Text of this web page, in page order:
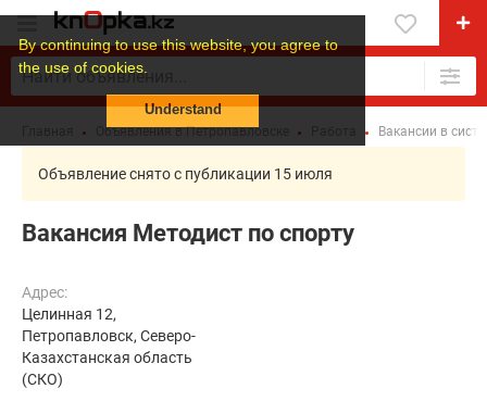
By continuing to use this website, you agree to
the use of cookies.
Understand
Объявления в Петропавловске Вакансии в
Объявление снято с публикации 15 июля
Вакансия Методист по спорту
Адрес:
Целинная 12,
Петропавловск, Северо-
Казахстанская область
(СКО)